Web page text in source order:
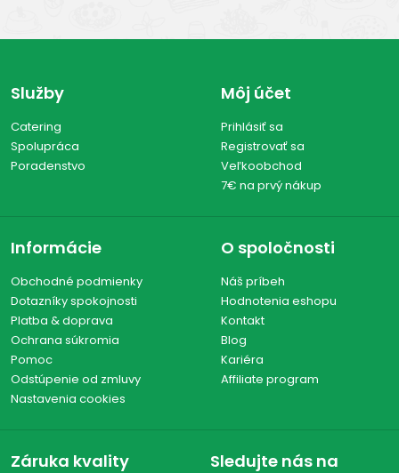
Služby
Catering
Spolupráca
Poradenstvo
Môj účet
Prihlásiť sa
Registrovať sa
Veľkoobchod
7€ na prvý nákup
Informácie
Obchodné podmienky
Dotazníky spokojnosti
Platba & doprava
Ochrana súkromia
Pomoc
Odstúpenie od zmluvy
Nastavenia cookies
O spoločnosti
Náš príbeh
Hodnotenia eshopu
Kontakt
Blog
Kariéra
Affiliate program
Záruka kvality Sledujte nás na